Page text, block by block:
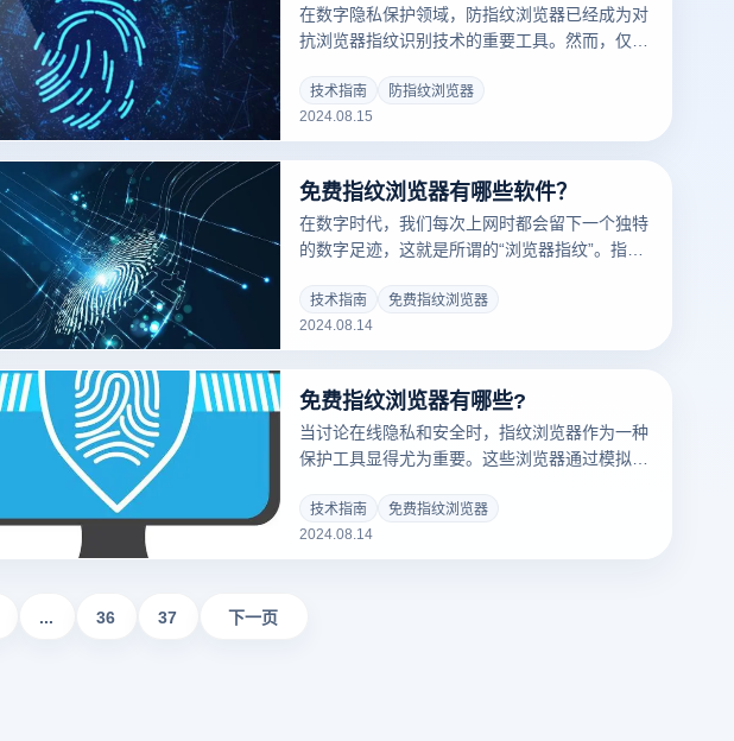
在数字隐私保护领域，防指纹浏览器已经成为对
抗浏览器指纹识别技术的重要工具。然而，仅仅
另一个关键因素是如何防止IP地址和账户之间的
关联，本文将探讨防指纹浏览器如何有效防止IP
和账户的关联，确保用户的在线活动保持高度的
技术指南
防指纹浏览器
2024.08.15
免费指纹浏览器有哪些软件？
在数字时代，我们每次上网时都会留下一个独特
的数字足迹，这就是所谓的“浏览器指纹”。指纹
工具。然而，并非所有的指纹浏览器都相同，它
们各具特点，适应不同的需求和预算。面对市场
上众多的选择，如何判断指纹浏览器的优劣呢？
技术指南
免费指纹浏览器
2024.08.14
免费指纹浏览器有哪些?
当讨论在线隐私和安全时，指纹浏览器作为一种
保护工具显得尤为重要。这些浏览器通过模拟不
名性和隐私得到更好保护。那么，你是否了解一
些免费的指纹浏览器，它们不仅提供了强大的功
技术指南
免费指纹浏览器
2024.08.14
... 36 37 下一页